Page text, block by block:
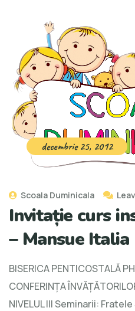
decembrie 25, 2012
Scoala Duminicala
Invitație curs
– Mansue Italia
BISERICA PENTICOSTALĂ
CONFERINȚA
NIVELUL III Seminarii: